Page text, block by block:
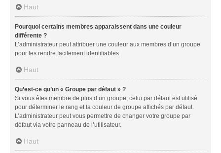
Haut
Pourquoi certains membres apparaissent dans une couleur
différente ?
L’administrateur peut attribuer une couleur aux membres d’un groupe
pour les rendre facilement identifiables.
Haut
Qu’est-ce qu’un « Groupe par défaut » ?
Si vous êtes membre de plus d’un groupe, celui par défaut est utilisé
pour déterminer le rang et la couleur de groupe affichés par défaut.
L’administrateur peut vous permettre de changer votre groupe par
défaut via votre panneau de l’utilisateur.
Haut